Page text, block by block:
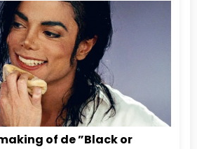
of de ”Black or